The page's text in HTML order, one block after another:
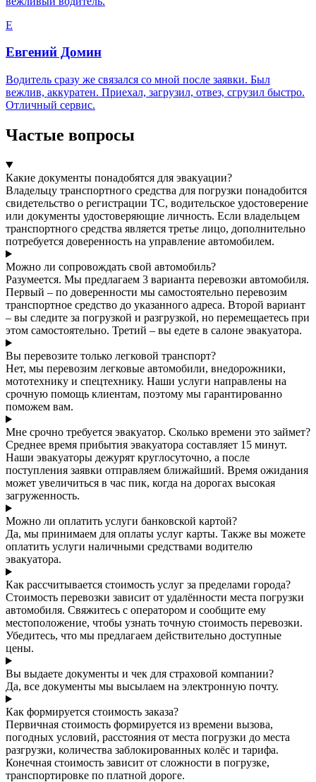
Е
Евгений Домин
Водитель сразу же связался со мной после заявки. Был
вежлив, аккуратен. Приехал, загрузил, отвез, сгрузил быстро.
Отличный сервис.
Частые вопросы
Какие документы понадобятся для эвакуации?
Владельцу транспортного средства для погрузки понадобится
свидетельство о регистрации ТС, водительское удостоверение
или документы удостоверяющие личность. Если владельцем
транспортного средства является третье лицо, дополнительно
потребуется доверенность на управление автомобилем.
Можно ли сопровождать свой автомобиль?
Разумеется. Мы предлагаем 3 варианта перевозки автомобиля.
Первый – по доверенности мы самостоятельно перевозим
транспортное средство до указанного адреса. Второй вариант
– вы следите за погрузкой и разгрузкой, но перемещаетесь при
этом самостоятельно. Третий – вы едете в салоне эвакуатора.
Вы перевозите только легковой транспорт?
Нет, мы перевозим легковые автомобили, внедорожники,
мототехнику и спецтехнику. Наши услуги направлены на
срочную помощь клиентам, поэтому мы гарантированно
поможем вам.
Мне срочно требуется эвакуатор. Сколько времени это займет?
Среднее время прибытия эвакуатора составляет 15 минут.
Наши эвакуаторы дежурят круглосуточно, а после
поступления заявки отправляем ближайший. Время ожидания
может увеличиться в час пик, когда на дорогах высокая
загруженность.
Можно ли оплатить услуги банковской картой?
Да, мы принимаем для оплаты услуг карты. Также вы можете
оплатить услуги наличными средствами водителю
эвакуатора.
Как рассчитывается стоимость услуг за пределами города?
Стоимость перевозки зависит от удалённости места погрузки
автомобиля. Свяжитесь с оператором и сообщите ему
местоположение, чтобы узнать точную стоимость перевозки.
Убедитесь, что мы предлагаем действительно доступные
цены.
Вы выдаете документы и чек для страховой компании?
Да, все документы мы высылаем на электронную почту.
Как формируется стоимость заказа?
Первичная стоимость формируется из времени вызова,
погодных условий, расстояния от места погрузки до места
разгрузки, количества заблокированных колёс и тарифа.
Конечная стоимость зависит от сложности в погрузке,
транспортировке по платной дороге.